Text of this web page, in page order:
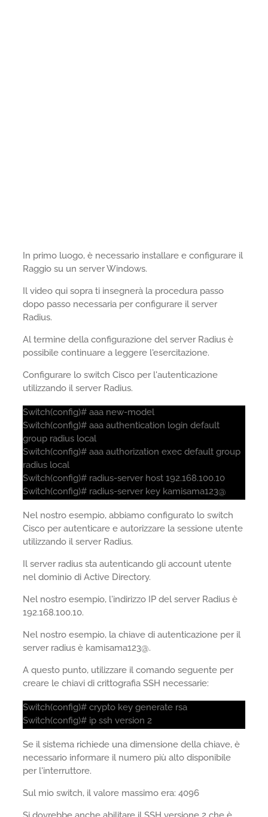
In primo luogo, è necessario installare e configurare il
Raggio su un server Windows.
Il video qui sopra ti insegnerà la procedura passo
dopo passo necessaria per configurare il server
Radius.
Al termine della configurazione del server Radius è
possibile continuare a leggere l'esercitazione.
Configurare lo switch Cisco per l'autenticazione
utilizzando il server Radius.
Switch(config)# aaa new-model
Switch(config)# aaa authentication login default
group radius local
Switch(config)# aaa authorization exec default group
radius local
Switch(config)# radius-server host 192.168.100.10
Switch(config)# radius-server key kamisama123@
Nel nostro esempio, abbiamo configurato lo switch
Cisco per autenticare e autorizzare la sessione utente
utilizzando il server Radius.
Il server radius sta autenticando gli account utente
nel dominio di Active Directory.
Nel nostro esempio, l'indirizzo IP del server Radius è
192.168.100.10.
Nel nostro esempio, la chiave di autenticazione per il
server radius è kamisama123@.
A questo punto, utilizzare il comando seguente per
creare le chiavi di crittografia SSH necessarie:
Switch(config)# crypto key generate rsa
Switch(config)# ip ssh version 2
Se il sistema richiede una dimensione della chiave, è
necessario informare il numero più alto disponibile
per l'interruttore.
Sul mio switch, il valore massimo era: 4096